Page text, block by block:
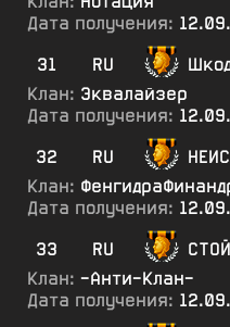
Дата получения:
31
RU
Клан: Эквалайзер
Дата получения:
32
RU
Клан:
Дата получения:
33
RU
Клан: -Анти-Клан-
Дата получения: